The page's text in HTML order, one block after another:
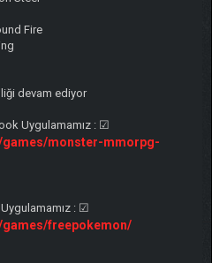
Fire
devam ediyor
Uygulamamız : ☑
games/monster-mmorpg-
: ☑
games/freepokemon/